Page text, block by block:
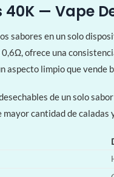
40K — Vape
sabores en un solo
ofrece una
aspecto limpio que vende
de un solo
mayor cantidad de caladas